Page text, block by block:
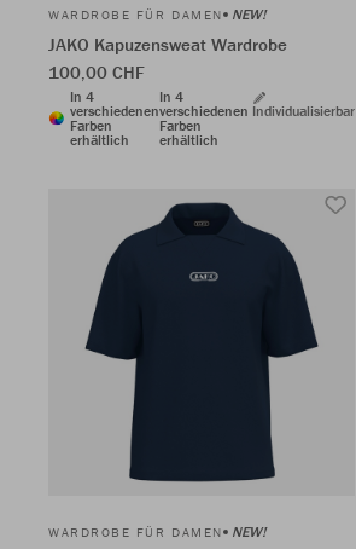
WARDROBE FÜR DAMEN NEW!
JAKO Kapuzensweat Wardrobe
100,00 CHF
In 4
verschiedenen
Farben
erhältlich
In 4
verschiedenen
Farben
erhältlich
Individualisierbar
WARDROBE FÜR DAMEN NEW!